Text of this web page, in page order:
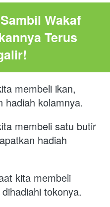
Wakaf
Terus
membeli ikan,
hadiah kolamnya.
membeli satu butir
hadiah
kita membeli
tokonya.